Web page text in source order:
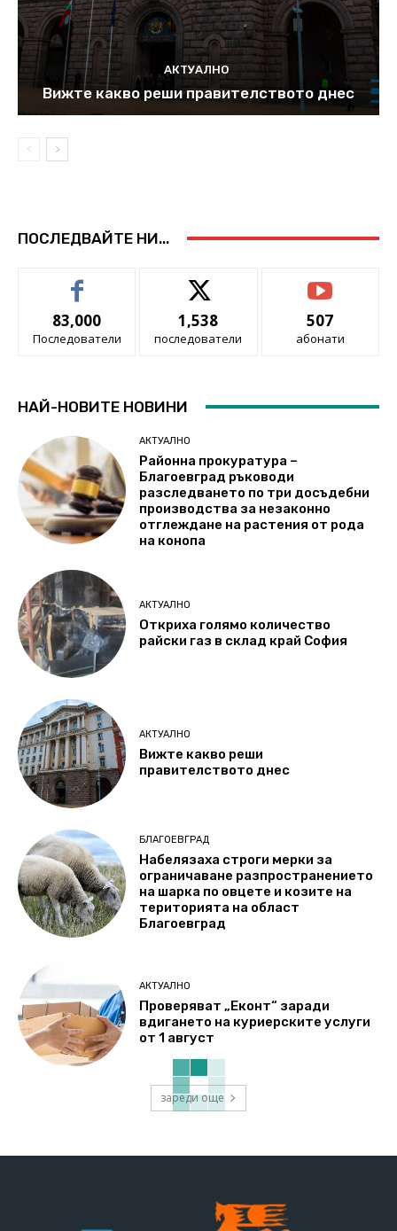
АКТУАЛНО
Вижте какво реши правителството днес
ПОСЛЕДВАЙТЕ НИ...
83,000
Последователи
1,538
последователи
507
абонати
НАЙ-НОВИТЕ НОВИНИ
АКТУАЛНО
Районна прокуратура –
Благоевград ръководи
разследването по три досъдебни
производства за незаконно
отглеждане на растения от рода
на конопа
АКТУАЛНО
Откриха голямо количество
райски газ в склад край София
АКТУАЛНО
Вижте какво реши
правителството днес
БЛАГОЕВГРАД
Набелязаха строги мерки за
ограничаване разпространението
на шарка по овцете и козите на
територията на област
Благоевград
АКТУАЛНО
Проверяват „Еконт“ заради
вдигането на куриерските услуги
от 1 август
зареди още